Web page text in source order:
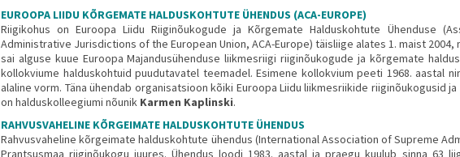
EUROOPA LIIDU KÕRGEMATE HALDUSKOHTUTE ÜHENDUS (ACA-EUROPE)
Riigikohus on Euroopa Liidu Riiginõukogude ja Kõrgemate Halduskohtute Ühenduse
Administrative Jurisdictions of the European Union, ACA-Europe) täisliige alates 1. maist
sai alguse kuue Euroopa Majandusühenduse liikmesriigi riiginõukogude ja kõrgemate
kollokviume halduskohtuid puudutavatel teemadel. Esimene kollokvium peeti 1968. aastal
alaline vorm. Täna ühendab organisatsioon kõiki Euroopa Liidu liikmesriikide riiginõukogusid
on halduskolleegiumi nõunik Karmen Kaplinski.
RAHVUSVAHELINE KÕRGEIMATE HALDUSKOHTUTE ÜHENDUS
Rahvusvaheline kõrgeimate halduskohtute ühendus (International Association of Supreme
Prantsusmaa riiginõukogu juures. Ühendus loodi 1983. aastal ja praegu kuulub sinna 63